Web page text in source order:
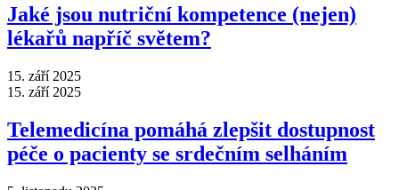
Jaké jsou nutriční kompetence (nejen)
lékařů napříč světem?
15. září 2025
15. září 2025
Telemedicína pomáhá zlepšit dostupnost
péče o pacienty se srdečním selháním